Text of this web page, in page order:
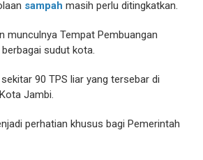
sampah masih perlu ditingkatkan.
munculnya Tempat Pembuangan
sudut kota.
90 TPS liar yang tersebar di
Jambi.
perhatian khusus bagi Pemerintah